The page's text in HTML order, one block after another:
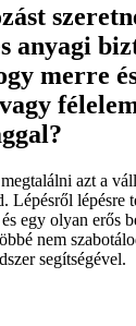
anyagi
merre
azt a
Lépésről lépésre
egy olyan erős
nem
segítségével.